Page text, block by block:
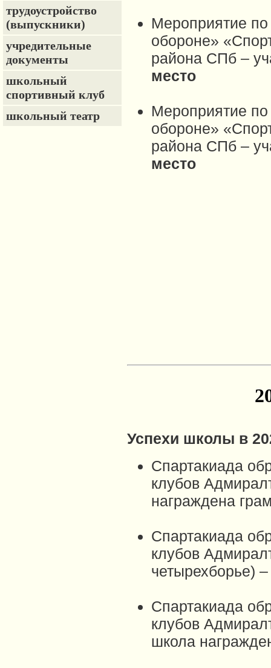
трудоустройство
(выпускники)
учредительные
документы
школьный
спортивный клуб
школьный театр
Мероприятие
обороне»
района СПб –
место
Мероприятие
обороне»
района СПб –
место
Успехи школы в
Спартакиада
клубов
награждена
Спартакиада
клубов
четырехборье)
Спартакиада
клубов
школа